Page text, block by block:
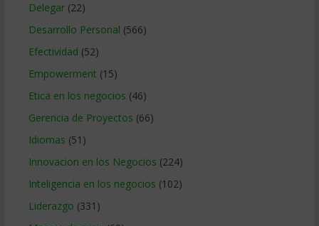
Delegar(22)
Desarrollo Personal (566)
Efectividad (52)
Empowerment (15)
Etica en los negocios (46)
Gerencia de Proyectos (66)
Idiomas (51)
Innovacion en los Negocios (224)
Inteligencia en los negocios (102)
Liderazgo (331)